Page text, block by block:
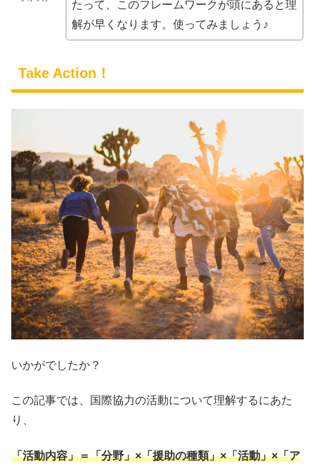
たって、このフレームワークが頭にあると理
解が早くなります。使ってみましょう♪
Take Action！
いかがでしたか？
この記事では、国際協力の活動について理解するにあた
り、
「活動内容」＝「分野」×「援助の種類」×「活動」×「ア